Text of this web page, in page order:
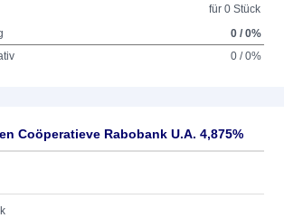
für 0 Stück
0 / 0%
0 / 0%
Coöperatieve Rabobank U.A. 4,875%